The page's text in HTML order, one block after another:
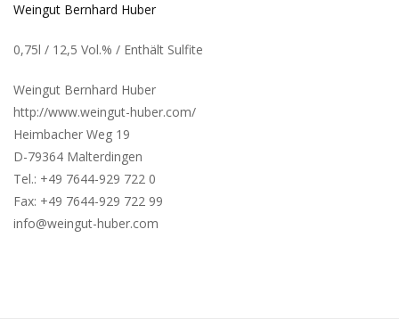
Weingut Bernhard Huber
0,75l / 12,5 Vol.% / Enthält Sulfite
Weingut Bernhard Huber
http://www.weingut-huber.com/
Heimbacher Weg 19
D-79364 Malterdingen
Tel.: +49 7644-929 722 0
Fax: +49 7644-929 722 99
info@weingut-huber.com